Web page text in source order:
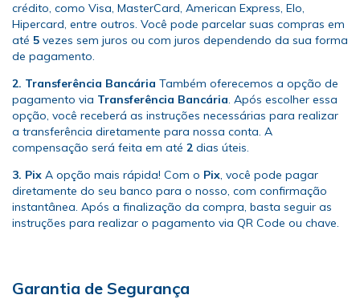
crédito, como Visa, MasterCard, American Express, Elo,
Hipercard, entre outros. Você pode parcelar suas compras em
até 5 vezes sem juros ou com juros dependendo da sua forma
de pagamento.
2. Transferência Bancária Também oferecemos a opção de
pagamento via Transferência Bancária. Após escolher essa
opção, você receberá as instruções necessárias para realizar
a transferência diretamente para nossa conta. A
compensação será feita em até 2 dias úteis.
3. Pix A opção mais rápida! Com o Pix, você pode pagar
diretamente do seu banco para o nosso, com confirmação
instantânea. Após a finalização da compra, basta seguir as
instruções para realizar o pagamento via QR Code ou chave.
Garantia de Segurança